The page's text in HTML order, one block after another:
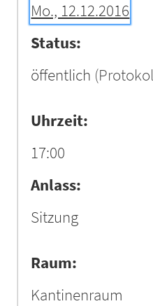
Mo., 12.12.2016
Status:
öffentlich
Uhrzeit:
17:00
Anlass:
Sitzung
Raum:
Kantinenraum